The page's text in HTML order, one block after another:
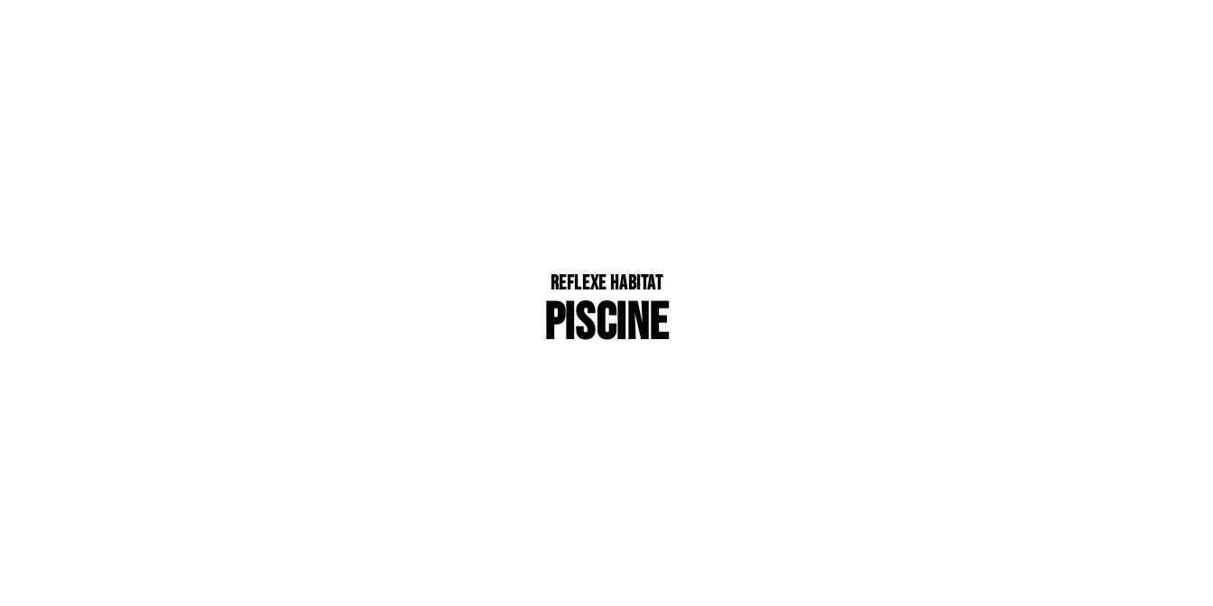
Reflexe Habitat
PISCINE